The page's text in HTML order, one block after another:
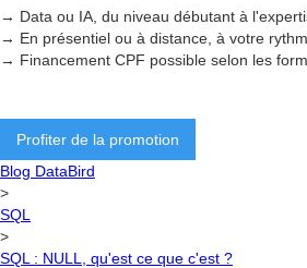
→ Data ou IA, du niveau débutant à
→ En présentiel ou à distance, à votre
→ Financement CPF possible selon les
Profiter de la promotion
Blog DataBird
>
SQL
>
SQL : NULL, qu'est ce que c'est ?